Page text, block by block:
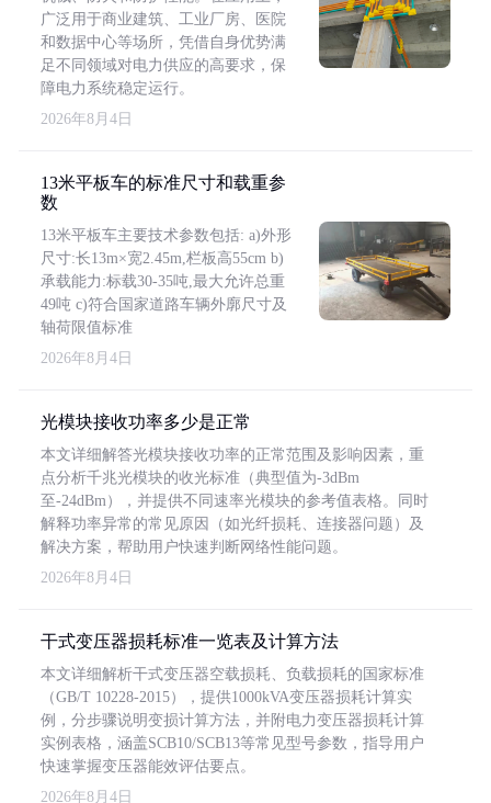
广泛用于商业建筑、工业厂房、医院
和数据中心等场所，凭借自身优势满
足不同领域对电力供应的高要求，保
障电力系统稳定运行。
2026年8月4日
13米平板车的标准尺寸和载重参
数
13米平板车主要技术参数包括: a)外形
尺寸:长13m×宽2.45m,栏板高55cm b)
承载能力:标载30-35吨,最大允许总重
49吨 c)符合国家道路车辆外廓尺寸及
轴荷限值标准
2026年8月4日
光模块接收功率多少是正常
本文详细解答光模块接收功率的正常范围及影响因素，重
点分析千兆光模块的收光标准（典型值为-3dBm
至-24dBm），并提供不同速率光模块的参考值表格。同时
解释功率异常的常见原因（如光纤损耗、连接器问题）及
解决方案，帮助用户快速判断网络性能问题。
2026年8月4日
干式变压器损耗标准一览表及计算方法
本文详细解析干式变压器空载损耗、负载损耗的国家标准
（GB/T 10228-2015），提供1000kVA变压器损耗计算实
例，分步骤说明变损计算方法，并附电力变压器损耗计算
实例表格，涵盖SCB10/SCB13等常见型号参数，指导用户
快速掌握变压器能效评估要点。
2026年8月4日